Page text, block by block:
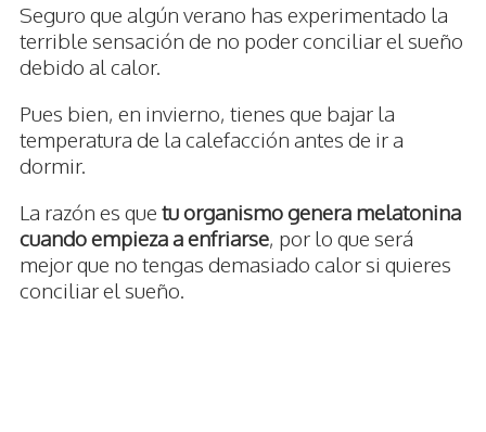
Seguro que algún verano has experimentado la
terrible sensación de no poder conciliar el sueño
debido al calor.
Pues bien, en invierno, tienes que bajar la
temperatura de la calefacción antes de ir a
dormir.
La razón es que tu organismo genera melatonina
cuando empieza a enfriarse, por lo que será
mejor que no tengas demasiado calor si quieres
conciliar el sueño.